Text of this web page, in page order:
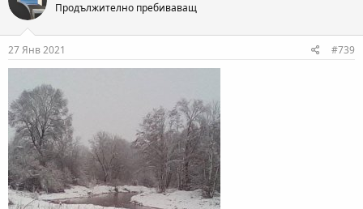
Продължително пребиваващ
27 Янв 2021 #739